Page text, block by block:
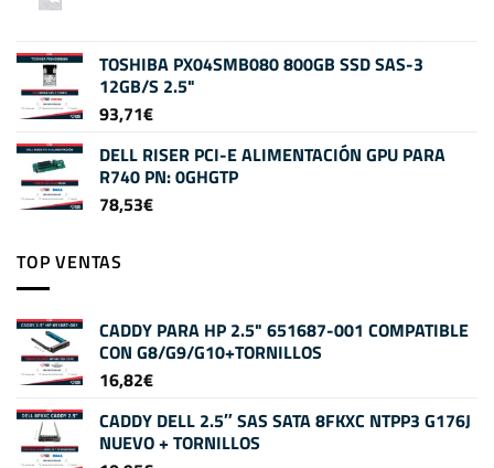
TOSHIBA PX04SMB080 800GB SSD SAS-3
12GB/S 2.5"
93,71€
DELL RISER PCI-E ALIMENTACIÓN GPU PARA
R740 PN: 0GHGTP
78,53€
TOP VENTAS
CADDY PARA HP 2.5" 651687-001 COMPATIBLE
CON G8/G9/G10+TORNILLOS
16,82€
CADDY DELL 2.5″ SAS SATA 8FKXC NTPP3 G176J
NUEVO + TORNILLOS